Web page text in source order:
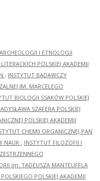
I ETNOLOGII
POLSKIEJ AKADEMII
; INSTYTUT BADAWCZY
IM. MARCELEGO
BIOLOGII SSAKÓW POLSKIEJ
SZAFERA POLSKIEJ
POLSKIEJ AKADEMII
CHEMII ORGANICZNEJ PAN
NAUK ; INSTYTUT FILOZOFII I
im. TADEUSZA MANTEUFFLA
POLSKIEJ AKADEMII